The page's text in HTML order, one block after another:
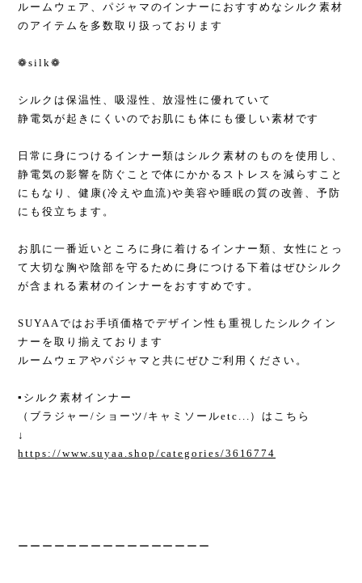
ルームウェア、パジャマのインナーにおすすめなシルク素材
のアイテムを多数取り扱っております
❁silk❁
シルクは保温性、吸湿性、放湿性に優れていて
静電気が起きにくいのでお肌にも体にも優しい素材です
日常に身につけるインナー類はシルク素材のものを使用し、
静電気の影響を防ぐことで体にかかるストレスを減らすこと
にもなり、健康(冷えや血流)や美容や睡眠の質の改善、予防
にも役立ちます。
お肌に一番近いところに身に着けるインナー類、女性にとっ
て大切な胸や陰部を守るために身につける下着はぜひシルク
が含まれる素材のインナーをおすすめです。
SUYAAではお手頃価格でデザイン性も重視したシルクイン
ナーを取り揃えております
ルームウェアやパジャマと共にぜひご利用ください。
▪︎シルク素材インナー
（ブラジャー/ショーツ/キャミソールetc...）はこちら
↓
https://www.suyaa.shop/categories/3616774
ーーーーーーーーーーーーーーーー